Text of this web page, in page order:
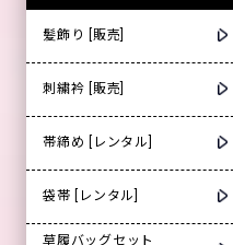
髪飾り [販売]
刺繍衿 [販売]
帯締め [レンタル]
袋帯 [レンタル]
草履バッグセット